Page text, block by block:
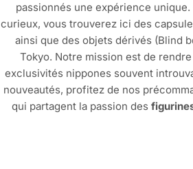
passionnés une expérience
curieux, vous trouverez ici des
ainsi que des objets dérivés (Blind
Tokyo. Notre mission est de
exclusivités nippones souvent
nouveautés, profitez de nos
qui partagent la passion des